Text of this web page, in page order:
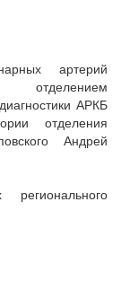
артерий
АРКБ
отделения
Андрей